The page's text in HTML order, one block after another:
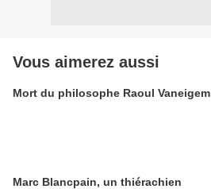
Vous aimerez aussi
Mort du philosophe Raoul Vaneigem
Marc Blancpain, un thiérachien